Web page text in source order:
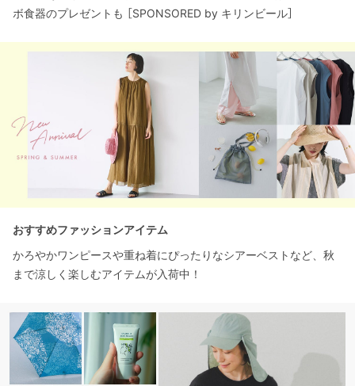
ボ食器のプレゼントも ［SPONSORED by キリンビール］
おすすめファッションアイテム
かろやかワンピースや重ね着にぴったりなシアーベストなど、秋
まで涼しく楽しむアイテムが入荷中！